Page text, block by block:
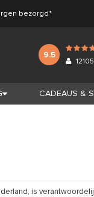
bezorgd*
9.5
12105
CADEAUS &
is